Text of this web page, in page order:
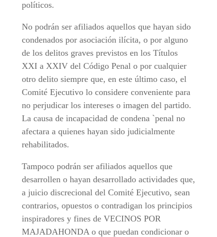
políticos.
No podrán ser afiliados aquellos que hayan sido
condenados por asociación ilícita, o por alguno
de los delitos graves previstos en los Títulos
XXI a XXIV del Código Penal o por cualquier
otro delito siempre que, en este último caso, el
Comité Ejecutivo lo considere conveniente para
no perjudicar los intereses o imagen del partido.
La causa de incapacidad de condena `penal no
afectara a quienes hayan sido judicialmente
rehabilitados.
Tampoco podrán ser afiliados aquellos que
desarrollen o hayan desarrollado actividades que,
a juicio discrecional del Comité Ejecutivo, sean
contrarios, opuestos o contradigan los principios
inspiradores y fines de VECINOS POR
MAJADAHONDA o que puedan condicionar o